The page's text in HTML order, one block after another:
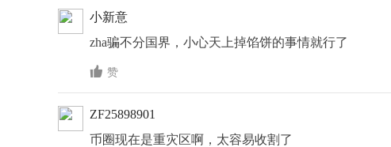
小新意
zha骗不分国界，小心天上掉馅饼的事情就行了
 赞
ZF25898901
币圈现在是重灾区啊，太容易收割了